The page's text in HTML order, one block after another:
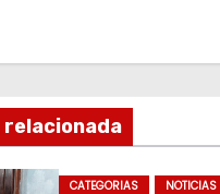
CATEGORIAS NOTICIAS